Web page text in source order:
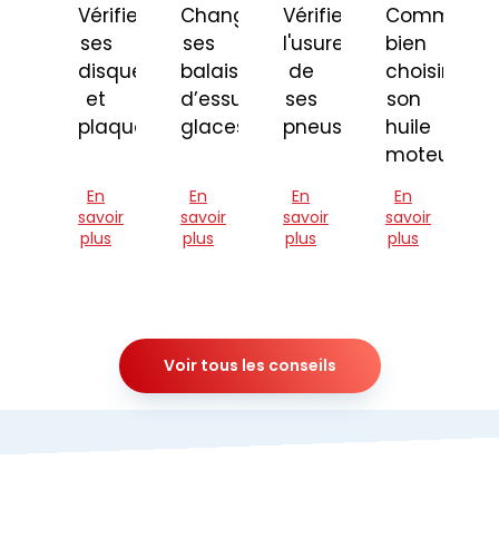
Vérifier
ses
disques
et
plaquettes
En
savoir
plus
Changer
ses
balais
d’essuie-
glaces
En
savoir
plus
Vérifier
l'usure
de
ses
pneus
En
savoir
plus
Comment
bien
choisir
son
huile
moteur
En
savoir
plus
Voir tous les conseils